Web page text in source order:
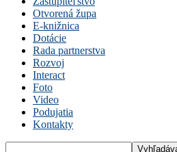
Otvorená župa
E-knižnica
Dotácie
Rada partnerstva
Rozvoj
Interact
Foto
Video
Podujatia
Kontakty